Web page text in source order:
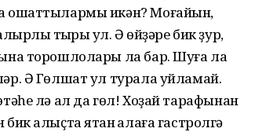
оҡшаттылармы икән? Моғайын,
тыҡрыҡ ул. Ә өйҙәре бик ҙур,
торошлолары ла бар. Шуға ла
Ә Гөлшат ул турала уйламай.
лә ал да гөл! Хоҙай тарафынан
алыҫта ятҡан ҡалаға гастролгә